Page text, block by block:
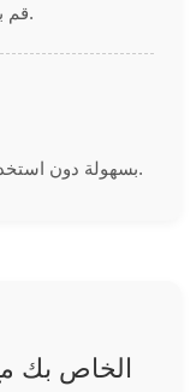
قم بإدارة أو تغيير أو حذف رقمك كما تحتاج.
قم بإنشاء حساب Muzz بسهولة دون استخدام رقم هاتفك.